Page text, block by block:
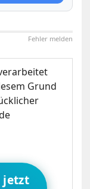
Fehler melden
Grund
jetzt